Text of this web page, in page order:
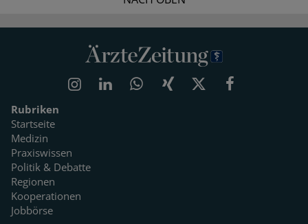
Rubriken
Startseite
Medizin
Praxiswissen
Politik & Debatte
Regionen
Kooperationen
Jobbörse